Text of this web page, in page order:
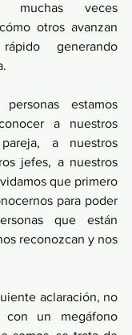
muchas veces
otros avanzan
generando
estamos
a nuestros
a nuestros
jefes, a nuestros
que primero
para poder
que están
reconozcan y nos
aclaración, no
un megáfono